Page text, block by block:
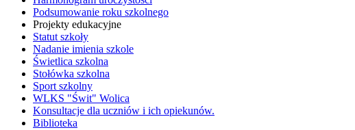
Podsumowanie roku szkolnego
Projekty edukacyjne
Statut szkoły
Nadanie imienia szkole
Świetlica szkolna
Stołówka szkolna
Sport szkolny
WLKS "Świt" Wolica
Konsultacje dla uczniów i ich opiekunów.
Biblioteka